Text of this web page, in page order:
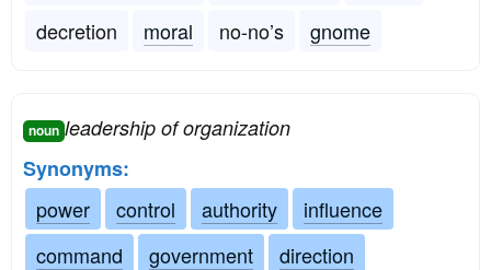
decretion
moral no-no’s gnome
noun leadership of organization
Synonyms:
power
control authority
influence
command
government
direction